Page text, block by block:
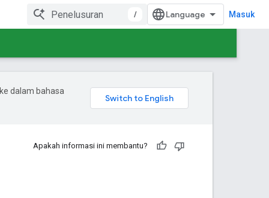
/ Masuk
dalam bahasa
Apakah informasi ini membantu?